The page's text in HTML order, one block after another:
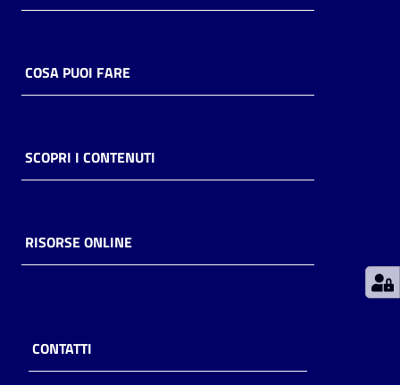
Casa
Piani
Archivio
storico
Patto
COSA PUOI FARE
SCOPRI I CONTENUTI
RISORSE ONLINE
CONTATTI